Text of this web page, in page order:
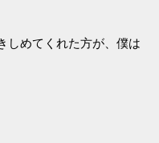
しめてくれた方が、僕は